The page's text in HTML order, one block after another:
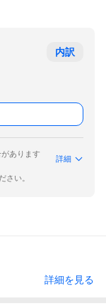
内訳
あります
詳細
さい。
詳細を見る